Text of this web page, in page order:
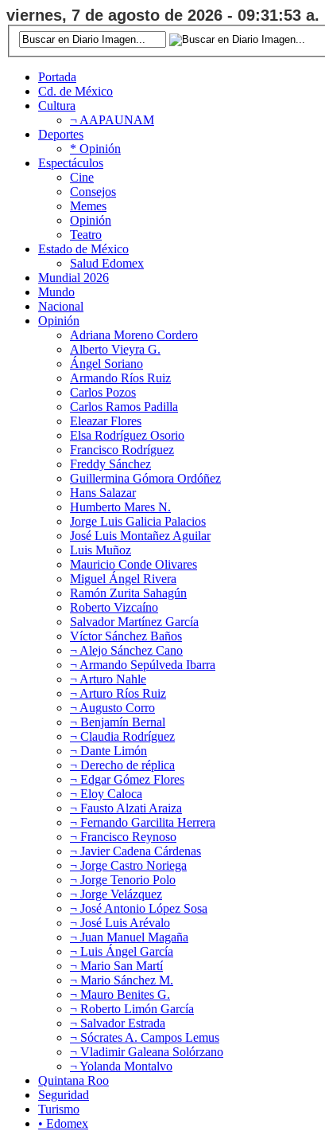
viernes, 7 de agosto de 2026 - 09:31:54 a.
Portada
Cd. de México
Cultura
¬ AAPAUNAM
Deportes
* Opinión
Espectáculos
Cine
Consejos
Memes
Opinión
Teatro
Estado de México
Salud Edomex
Mundial 2026
Mundo
Nacional
Opinión
Adriana Moreno Cordero
Alberto Vieyra G.
Ángel Soriano
Armando Ríos Ruiz
Carlos Pozos
Carlos Ramos Padilla
Eleazar Flores
Elsa Rodríguez Osorio
Francisco Rodríguez
Freddy Sánchez
Guillermina Gómora Ordóñez
Hans Salazar
Humberto Mares N.
Jorge Luis Galicia Palacios
José Luis Montañez Aguilar
Luis Muñoz
Mauricio Conde Olivares
Miguel Ángel Rivera
Ramón Zurita Sahagún
Roberto Vizcaíno
Salvador Martínez García
Víctor Sánchez Baños
¬ Alejo Sánchez Cano
¬ Armando Sepúlveda Ibarra
¬ Arturo Nahle
¬ Arturo Ríos Ruiz
¬ Augusto Corro
¬ Benjamín Bernal
¬ Claudia Rodríguez
¬ Dante Limón
¬ Derecho de réplica
¬ Edgar Gómez Flores
¬ Eloy Caloca
¬ Fausto Alzati Araiza
¬ Fernando Garcilita Herrera
¬ Francisco Reynoso
¬ Javier Cadena Cárdenas
¬ Jorge Castro Noriega
¬ Jorge Tenorio Polo
¬ Jorge Velázquez
¬ José Antonio López Sosa
¬ José Luis Arévalo
¬ Juan Manuel Magaña
¬ Luis Ángel García
¬ Mario San Martí
¬ Mario Sánchez M.
¬ Mauro Benites G.
¬ Roberto Limón García
¬ Salvador Estrada
¬ Sócrates A. Campos Lemus
¬ Vladimir Galeana Solórzano
¬ Yolanda Montalvo
Quintana Roo
Seguridad
Turismo
• Edomex